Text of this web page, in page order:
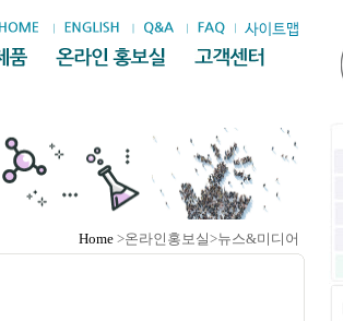
Home >온라인홍보실>뉴스&미디어